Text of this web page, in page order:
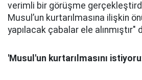
verimli bir görüşme
Musul’un kurtarılmasına ilişkin
yapılacak çabalar ele alınmıştır"
'Musul'un kurtarılmasını